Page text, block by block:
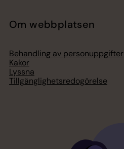
Om webbplatsen
Behandling av personuppgifter
Kakor
Lyssna
Tillgänglighetsredogörelse